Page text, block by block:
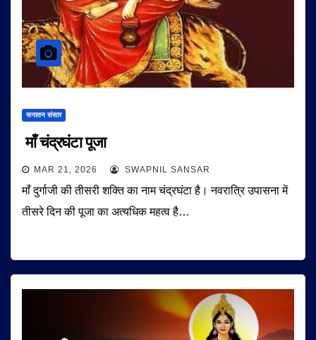
सनातन संसार
माँ चंद्रघंटा पूजा
MAR 21, 2026 SWAPNIL SANSAR
माँ दुर्गाजी की तीसरी शक्ति का नाम चंद्रघंटा है। नवरात्रि उपासना में
तीसरे दिन की पूजा का अत्यधिक महत्व है…